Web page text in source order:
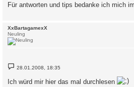
Für antworten und tips bedanke ich mich
XxBartagamexX
Neuling
B
e
t
28.01.2008, 18:35
Ich würd mir hier das mal durchlesen